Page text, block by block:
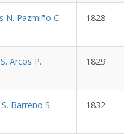
N. Pazmiño C. 1828
Arcos P. 1829
Barreno S. 1832